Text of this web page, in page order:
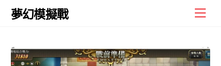
Skip
夢幻模擬戰